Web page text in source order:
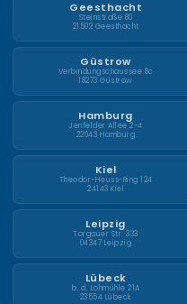
Geesthacht
Steinstraße 80
21502 Geesthacht
Güstrow
Verbindungschaussee 8c
18273 Güstrow
Hamburg
Jenfelder Allee 2-4
22043 Hamburg
Kiel
Theodor-Heuss-Ring 124
24143 Kiel
Leipzig
Torgauer Str. 333
04347 Leipzig
Lübeck
b. d. Lohmühle 21A
23554 Lübeck